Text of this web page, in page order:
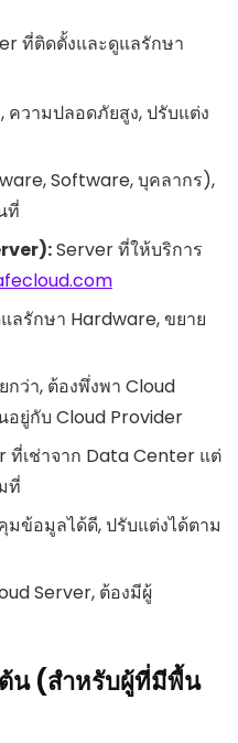
ที่ติดตั้งและดูแลรักษา
วามปลอดภัยสูง, ปรับแต่ง
Software, บุคลากร),
ที่
Server ที่ให้บริการ
ลรักษา Hardware, ขยาย
ว่า, ต้องพึ่งพา Cloud
ยู่กับ Cloud Provider
ที่เช่าจาก Data Center แต่
ที่
ข้อมูลได้ดี, ปรับแต่งได้ตาม
Server, ต้องมีผู้
น (สำหรับผู้ที่มีพื้น